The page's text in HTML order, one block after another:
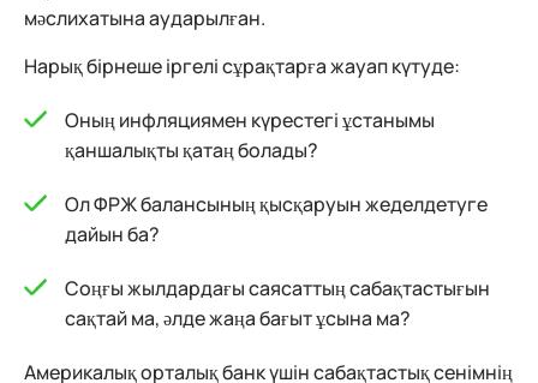
мәслихатына аударылған.
Нарық бірнеше іргелі сұрақтарға жауап күтуде:
Оның инфляциямен күрестегі ұстанымы
қаншалықты қатаң болады?
Ол ФРЖ балансының қысқаруын жеделдетуге
дайын ба?
Соңғы жылдардағы саясаттың сабақтастығын
сақтай ма, әлде жаңа бағыт ұсына ма?
Америкалық орталық банк үшін сабақтастық сенімнің